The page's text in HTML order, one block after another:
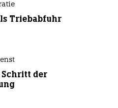
Triebabfuhr
der